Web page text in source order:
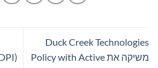
Duck Creek Technologies
משיקה את Policy with Active